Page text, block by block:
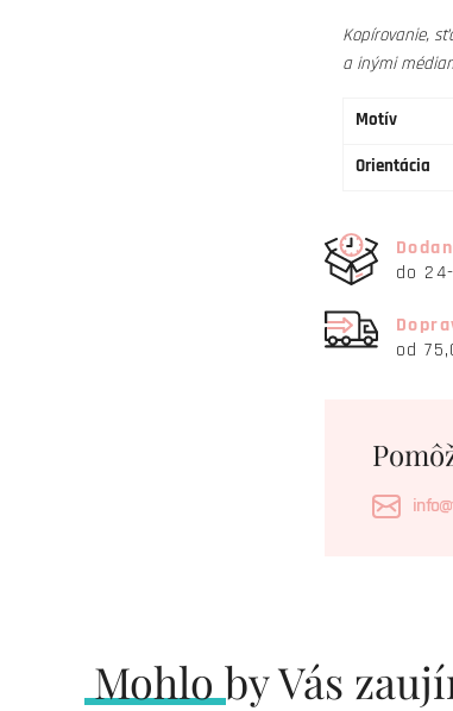
Kopírovanie,
a inými
Motív
Orientácia
do
od
Mohlo by Vás